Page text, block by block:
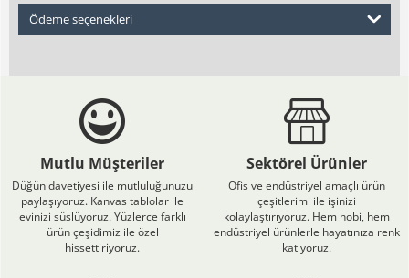
Ödeme seçenekleri
Mutlu Müşteriler
Düğün davetiyesi ile mutluluğunuzu
paylaşıyoruz. Kanvas tablolar ile
evinizi süslüyoruz. Yüzlerce farklı
ürün çeşidimiz ile özel
hissettiriyoruz.
Sektörel Ürünler
Ofis ve endüstriyel amaçlı ürün
çeşitlerimi ile işinizi
kolaylaştırıyoruz. Hem hobi, hem
endüstriyel ürünlerle hayatınıza renk
katıyoruz.